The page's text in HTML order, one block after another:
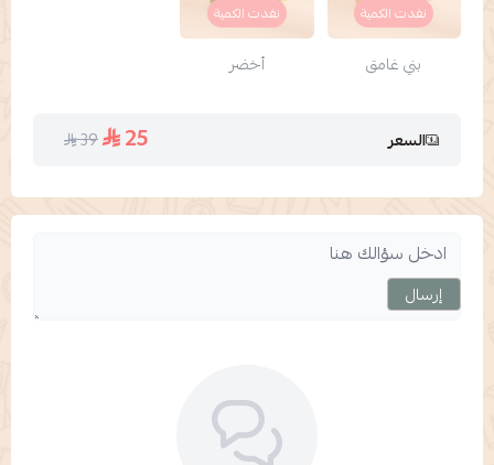
نفدت الكمية
بني غامق
نفدت الكمية
أخضر
السعر 25
39
إرسال